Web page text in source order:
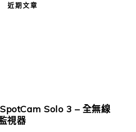
近期文章
Solo 3 – 全無線
視器